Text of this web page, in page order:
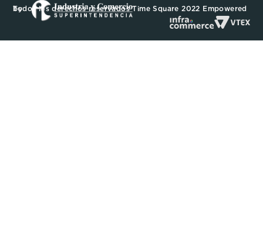
Todos los derechos reservados Time Square 2022 Empowered by